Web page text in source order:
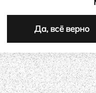
Да, всё верно